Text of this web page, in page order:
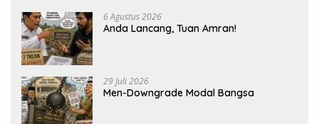
6 Agustus 2026
Anda Lancang, Tuan Amran!
29 Juli 2026
Men-Downgrade Modal Bangsa